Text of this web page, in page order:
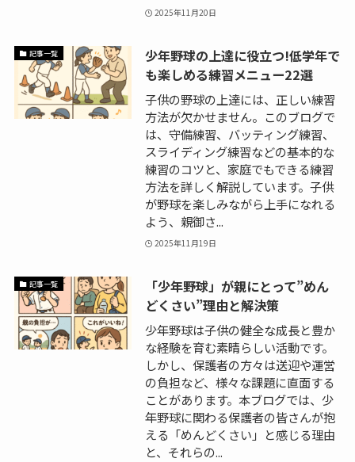
2025年11月20日
記事一覧
少年野球の上達に役立つ!低学年で
も楽しめる練習メニュー22選
子供の野球の上達には、正しい練習
方法が欠かせません。このブログで
は、守備練習、バッティング練習、
スライディング練習などの基本的な
練習のコツと、家庭でもできる練習
方法を詳しく解説しています。子供
が野球を楽しみながら上手になれる
よう、親御さ...
2025年11月19日
記事一覧
「少年野球」が親にとって”めん
どくさい”理由と解決策
少年野球は子供の健全な成長と豊か
な経験を育む素晴らしい活動です。
しかし、保護者の方々は送迎や運営
の負担など、様々な課題に直面する
ことがあります。本ブログでは、少
年野球に関わる保護者の皆さんが抱
える「めんどくさい」と感じる理由
と、それらの...